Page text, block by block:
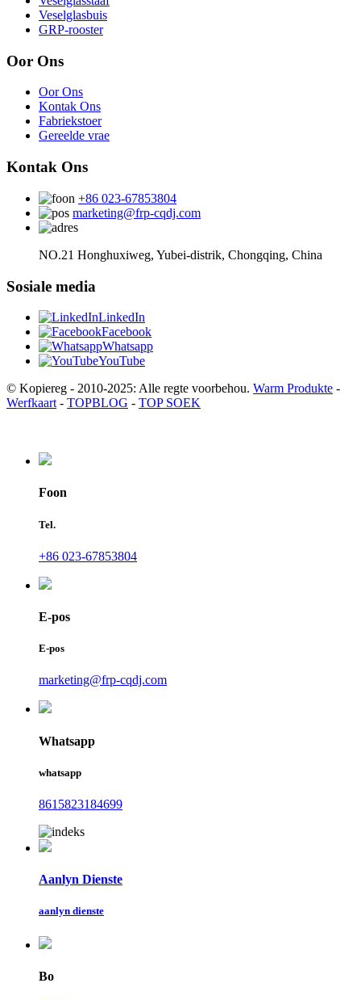
Veselglasbuis
GRP-rooster
Oor Ons
Oor Ons
Kontak Ons
Fabriekstoer
Gereelde vrae
Kontak Ons
+86 023-67853804
marketing@frp-cqdj.com
NO.21 Honghuxiweg, Yubei-distrik, Chongqing, China
Sosiale media
LinkedIn
Facebook
Whatsapp
YouTube
© Kopiereg - 2010-2025: Alle regte voorbehou. Warm Produkte -
Werfkaart - TOPBLOG - TOP SOEK
Foon
Tel.
+86 023-67853804
E-pos
E-pos
marketing@frp-cqdj.com
Whatsapp
whatsapp
8615823184699
Aanlyn Dienste
aanlyn dienste
Bo